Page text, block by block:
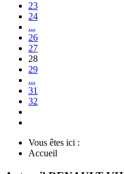
23
24
...
26
27
28
29
...
31
32
Vous êtes ici :
Accueil